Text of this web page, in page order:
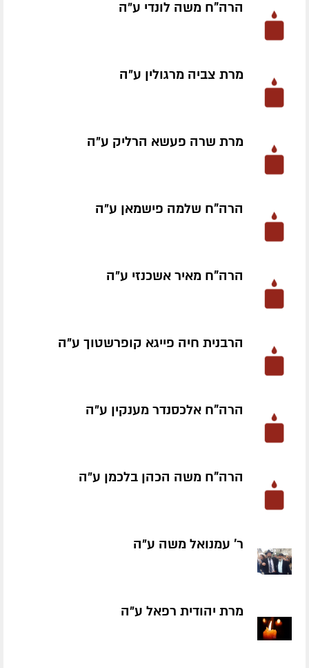
הרה"ח משה לונדי ע״ה
מרת צביה מרגולין ע״ה
מרת שרה פעשא הרליק ע״ה
הרה"ח שלמה פישמאן ע״ה
הרה"ח מאיר אשכנזי ע״ה
הרבנית חיה פייגא קופרשטוך ע״ה
הרה"ח אלכסנדר מענקין ע״ה
הרה"ח משה הכהן בלכמן ע״ה
ר' עמנואל משה ע״ה
מרת יהודית רפאל ע״ה